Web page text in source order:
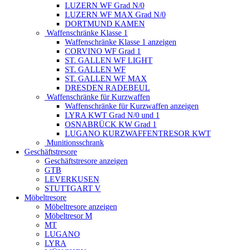
LUZERN WF Grad N/0
LUZERN WF MAX Grad N/0
DORTMUND KAMEN
Waffenschränke Klasse 1
Waffenschränke Klasse 1 anzeigen
CORVINO WF Grad 1
ST. GALLEN WF LIGHT
ST. GALLEN WF
ST. GALLEN WF MAX
DRESDEN RADEBEUL
Waffenschränke für Kurzwaffen
Waffenschränke für Kurzwaffen anzeigen
LYRA KWT Grad N/0 und 1
OSNABRÜCK KW Grad 1
LUGANO KURZWAFFENTRESOR KWT
Munitionsschrank
Geschäftstresore
Geschäftstresore anzeigen
GTB
LEVERKUSEN
STUTTGART V
Möbeltresore
Möbeltresore anzeigen
Möbeltresor M
MT
LUGANO
LYRA